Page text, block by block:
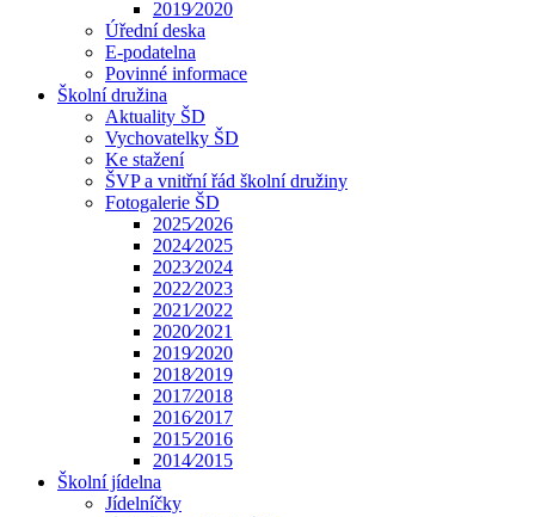
2019⁄2020
Úřední deska
E-podatelna
Povinné informace
Školní družina
Aktuality ŠD
Vychovatelky ŠD
Ke stažení
ŠVP a vnitřní řád školní družiny
Fotogalerie ŠD
2025⁄2026
2024⁄2025
2023⁄2024
2022⁄2023
2021⁄2022
2020⁄2021
2019⁄2020
2018⁄2019
2017⁄2018
2016⁄2017
2015⁄2016
2014⁄2015
Školní jídelna
Jídelníčky